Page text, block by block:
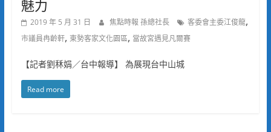
魅力
2019 年 5 月 31 日 焦點時報 孫總社長 客委會主委江俊龍,
市議員冉齡軒, 東勢客家文化園區, 當故宮遇見凡爾賽
【記者劉秝娟／台中報導】 為展現台中山城
Read more